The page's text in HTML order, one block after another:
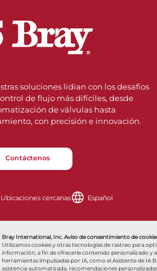
Bray International, Inc. Aviso de consentimiento de
Utilizamos cookies y otras tecnologías de rastreo para
información, a fin de ofrecerle contenido personalizado y
herramientas impulsadas por IA, como el Asistente de IA
asistencia automatizada, recomendaciones
soluciones lidian con los desafíos
de flujo más difíciles, desde
de válvulas hasta
con precisión e innovación.
Contáctenos
Ubicaciones cercanas Español
Also of Interest